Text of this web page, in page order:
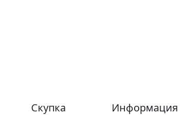
Скупка Информация